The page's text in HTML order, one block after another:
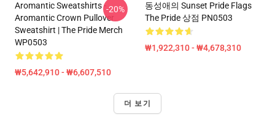
Aromantic Sweatshirts -
Aromantic Crown Pullover
Sweatshirt | The Pride Merch
WP0503
₩5,642,910 - ₩6,607,510
-20%
동성애의 Sunset Pride Flags
The Pride 상점 PN0503
₩1,922,310 - ₩4,678,310
더 보기